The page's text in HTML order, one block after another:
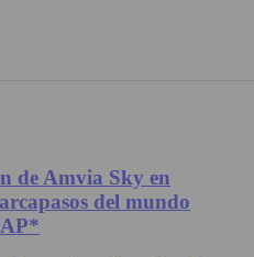
de Amvia Sky en
del mundo